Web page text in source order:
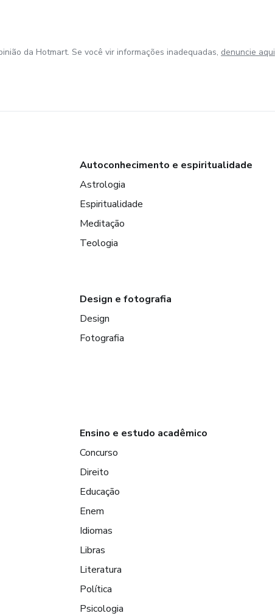
da Hotmart. Se você vir informações inadequadas, denuncie aqui
Autoconhecimento e espiritualidade
Astrologia
Espiritualidade
Meditação
Teologia
Design e fotografia
Design
Fotografia
Ensino e estudo acadêmico
Concurso
Direito
Educação
Enem
Idiomas
Libras
Literatura
Política
Psicologia